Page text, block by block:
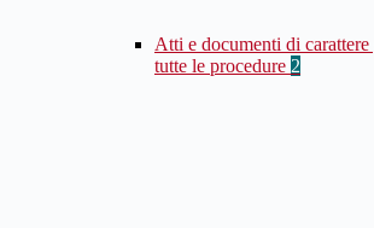
Atti e documenti di
tutte le procedure 2